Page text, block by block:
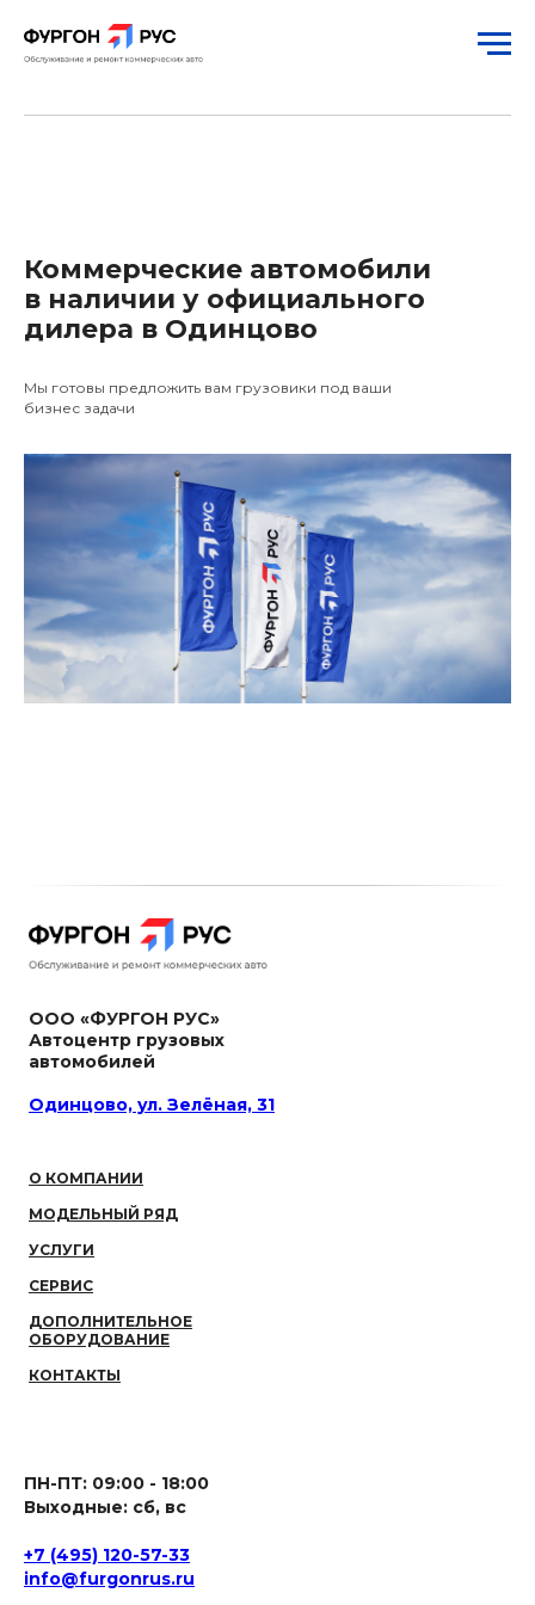
Коммерческие автомобили
в наличии у официального
дилера в Одинцово
Мы готовы предложить вам грузовики под ваши
бизнес задачи
ООО «ФУРГОН РУС»
Автоцентр грузовых
автомобилей
Одинцово, ул. Зелёная, 31
О КОМПАНИИ
МОДЕЛЬНЫЙ РЯД
УСЛУГИ
СЕРВИС
ДОПОЛНИТЕЛЬНОЕ
ОБОРУДОВАНИЕ
КОНТАКТЫ
ПН-ПТ: 09:00 - 18:00
Выходные: сб, вс
+7 (495) 120-57-33
info@furgonrus.ru